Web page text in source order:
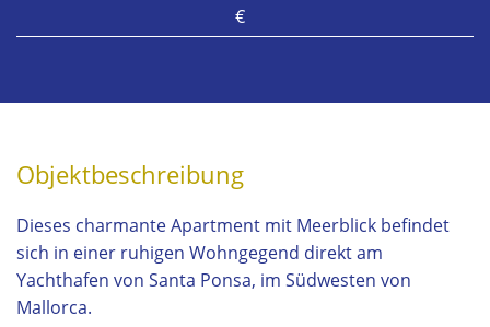
€
Objektbeschreibung
Dieses charmante Apartment mit Meerblick befindet
sich in einer ruhigen Wohngegend direkt am
Yachthafen von Santa Ponsa, im Südwesten von
Mallorca.